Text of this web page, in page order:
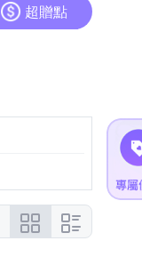
超贈點